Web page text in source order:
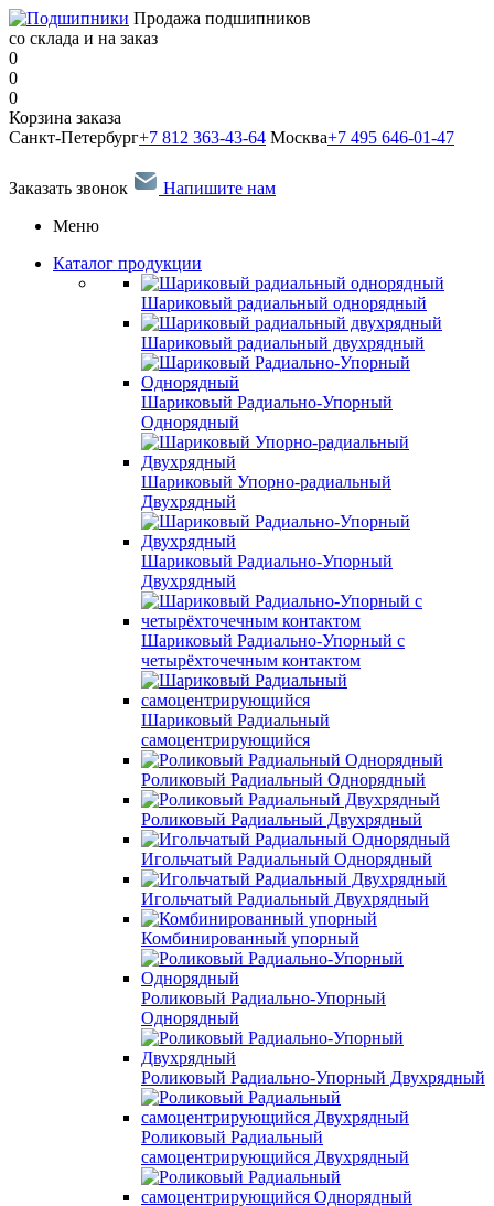
Продажа подшипников
со склада и на заказ
0
0
0
Корзина заказа
Санкт-Петербург+7 812 363-43-64 Москва+7 495 646-01-47
Заказать звонок
Напишите нам
Меню
Каталог продукции
Шариковый радиальный однорядный
Шариковый радиальный двухрядный
Шариковый Радиально-Упорный
Однорядный
Шариковый Упорно-радиальный
Двухрядный
Шариковый Радиально-Упорный
Двухрядный
Шариковый Радиально-Упорный с
четырёхточечным контактом
Шариковый Радиальный
самоцентрирующийся
Роликовый Радиальный Однорядный
Роликовый Радиальный Двухрядный
Игольчатый Радиальный Однорядный
Игольчатый Радиальный Двухрядный
Комбинированный упорный
Роликовый Радиально-Упорный
Однорядный
Роликовый Радиально-Упорный Двухрядный
Роликовый Радиальный
самоцентрирующийся Двухрядный